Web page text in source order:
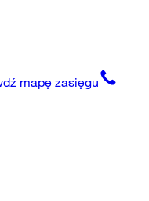
mapę zasięgu